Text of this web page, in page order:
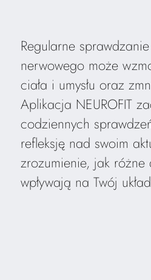
Regularne
nerwowego może
ciała i umysłu oraz
Aplikacja NEUROFIT
codziennych
refleksję nad swoim
zrozumienie, jak różne
wpływają na Twój